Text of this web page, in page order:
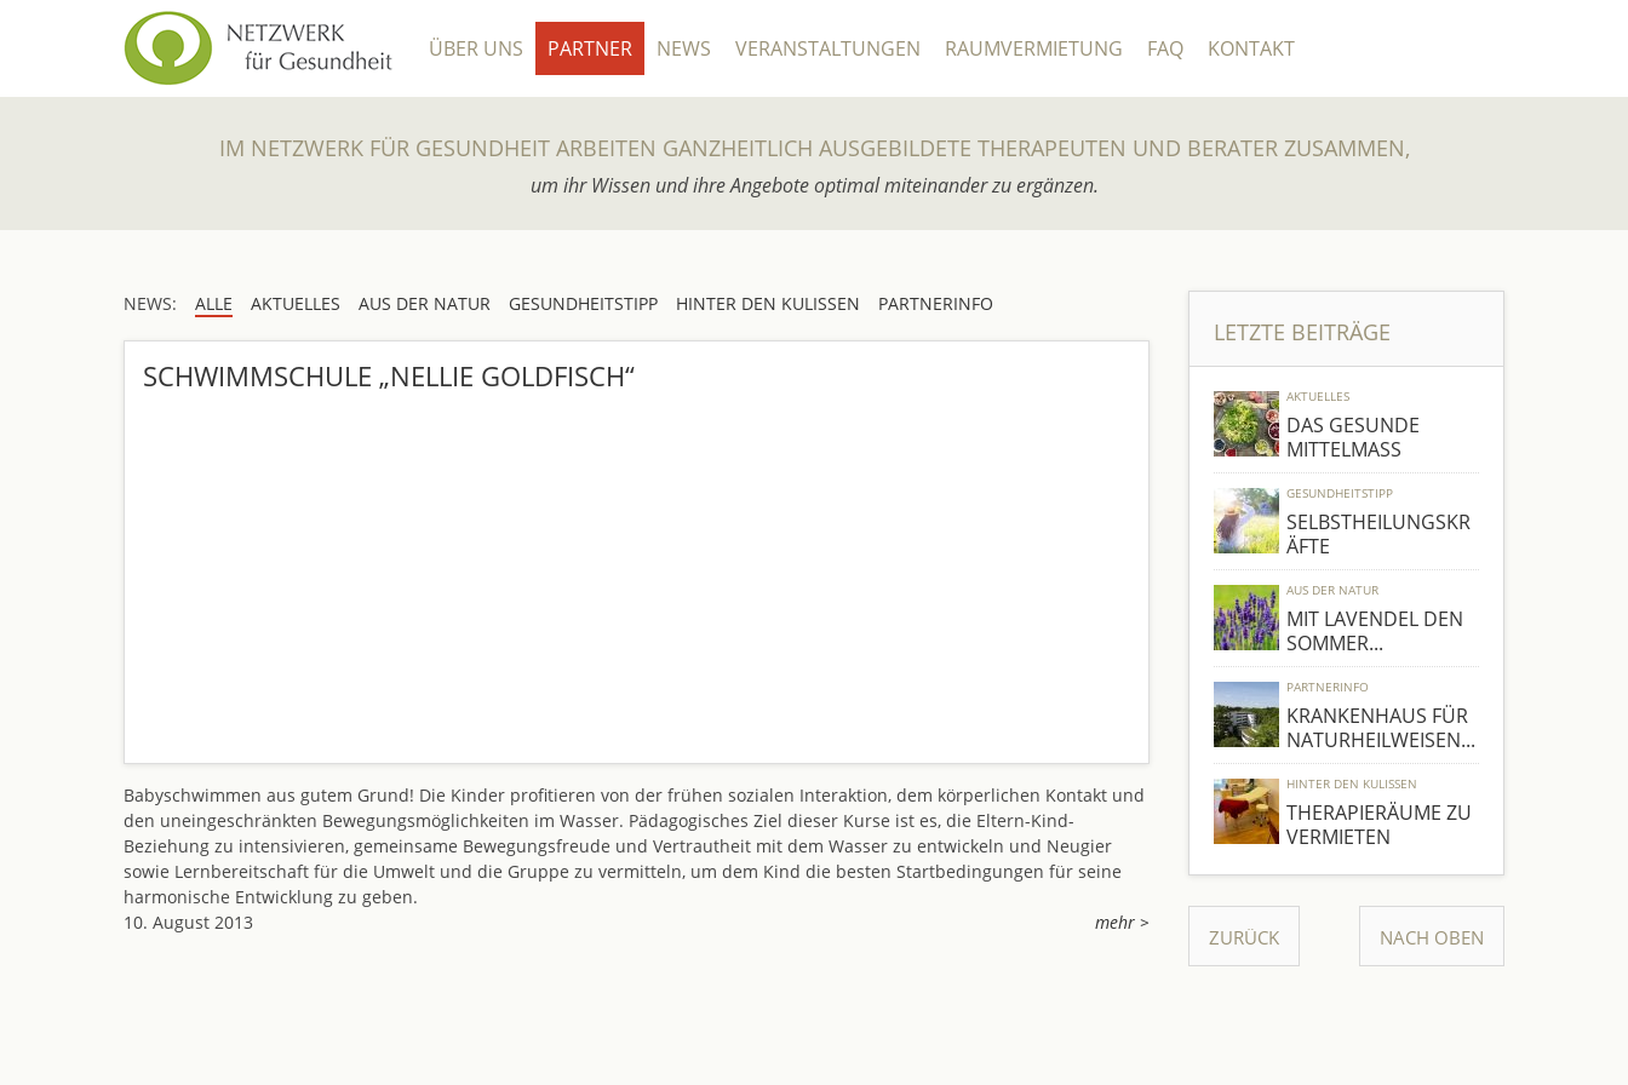
ÜBER UNS PARTNER NEWS VERANSTALTUNGEN RAUMVERMIETUNG FAQ KONTAKT
IM NETZWERK FÜR GESUNDHEIT ARBEITEN GANZHEITLICH AUSGEBILDETE THERAPEUTEN UND BERATER ZUSAMMEN,
um ihr Wissen und ihre Angebote optimal miteinander zu ergänzen.
NEWS: ALLE AKTUELLES AUS DER NATUR GESUNDHEITSTIPP HINTER DEN KULISSEN PARTNERINFO
SCHWIMMSCHULE „NELLIE GOLDFISCH“
Babyschwimmen aus gutem Grund! Die Kinder profitieren von der frühen sozialen Interaktion, dem körperlichen Kontakt und
den uneingeschränkten Bewegungsmöglichkeiten im Wasser. Pädagogisches Ziel dieser Kurse ist es, die Eltern-Kind-
Beziehung zu intensivieren, gemeinsame Bewegungsfreude und Vertrautheit mit dem Wasser zu entwickeln und Neugier
sowie Lernbereitschaft für die Umwelt und die Gruppe zu vermitteln, um dem Kind die besten Startbedingungen für seine
harmonische Entwicklung zu geben.
10. August 2013
mehr >
LETZTE BEITRÄGE
AKTUELLES
DAS GESUNDE
MITTELMASS
GESUNDHEITSTIPP
SELBSTHEILUNGSKR
ÄFTE
AUS DER NATUR
MIT LAVENDEL DEN
SOMMER...
PARTNERINFO
KRANKENHAUS FÜR
NATURHEILWEISEN...
HINTER DEN KULISSEN
THERAPIERÄUME ZU
VERMIETEN
NACH OBEN
ZURÜCK